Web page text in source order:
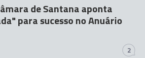
de Santana aponta
para sucesso no Anuário
2